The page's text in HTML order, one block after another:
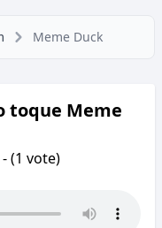
Meme Duck
toque Meme
(1 vote)